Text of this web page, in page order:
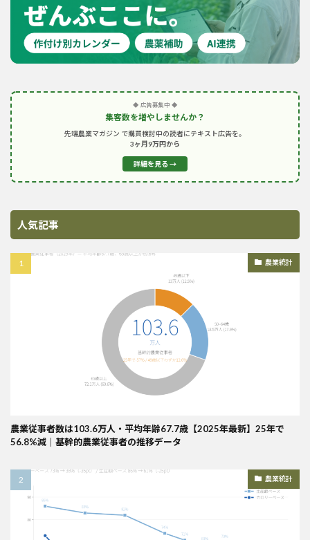
◆ 広告募集中 ◆
集客数を増やしませんか？
先端農業マガジン で購買検討中の読者にテキスト広告を。
3ヶ月9万円から
詳細を見る →
人気記事
農業統計
農業従事者数は103.6万人・平均年齢67.7歳【2025年最新】25年で
56.8%減｜基幹的農業従事者の推移データ
農業統計